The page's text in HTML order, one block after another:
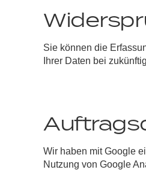
Sie können die
Ihrer Daten bei
Wir haben mit Google
Nutzung von Google